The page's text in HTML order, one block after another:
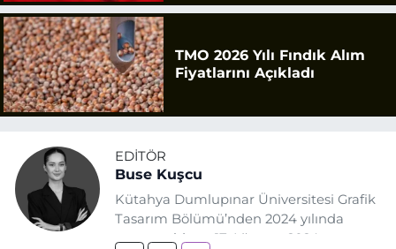
TMO 2026 Yılı Fındık Alım
Fiyatlarını Açıkladı
EDITÖR
Buse Kuşcu
Kütahya Dumlupınar Üniversitesi Grafik
Tasarım Bölümü’nden 2024 yılında
mezun oldum. 17 Ağustos 2024